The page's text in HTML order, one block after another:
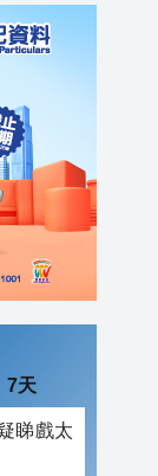
7天
睇戲太